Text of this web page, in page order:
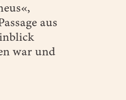
aus
war und